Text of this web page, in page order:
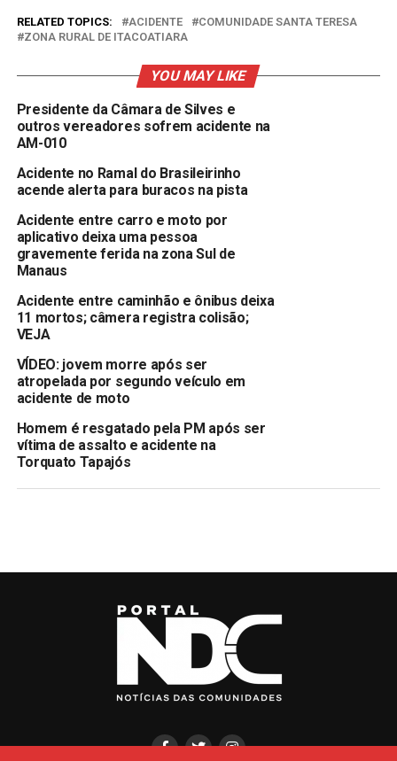
RELATED TOPICS: ACIDENTE
COMUNIDADE SANTA TERESA
ZONA RURAL DE ITACOATIARA
YOU MAY LIKE
Presidente da Câmara de Silves e
outros vereadores sofrem acidente na
AM-010
Acidente no Ramal do Brasileirinho
acende alerta para buracos na pista
Acidente entre carro e moto por
aplicativo deixa uma pessoa
gravemente ferida na zona Sul de
Manaus
Acidente entre caminhão e ônibus deixa
11 mortos; câmera registra colisão;
VEJA
VÍDEO: jovem morre após ser
atropelada por segundo veículo em
acidente de moto
Homem é resgatado pela PM após ser
vítima de assalto e acidente na
Torquato Tapajós